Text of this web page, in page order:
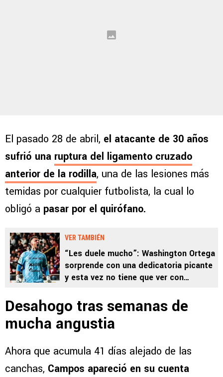
El pasado 28 de abril, el atacante de 30 años
sufrió una ruptura del ligamento cruzado
anterior de la rodilla, una de las lesiones más
temidas por cualquier futbolista, la cual lo
obligó a pasar por el quirófano.
VER TAMBIÉN
“Les duele mucho”: Washington Ortega
sorprende con una dedicatoria picante
y esta vez no tiene que ver con
Desahogo tras semanas de
mucha angustia
Ahora que acumula 41 días alejado de las
canchas, Campos apareció en su cuenta